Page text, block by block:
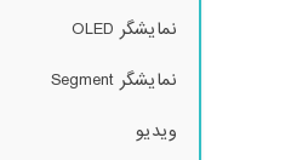
نمایشگر OLED
نمایشگر Segment
ویدیو